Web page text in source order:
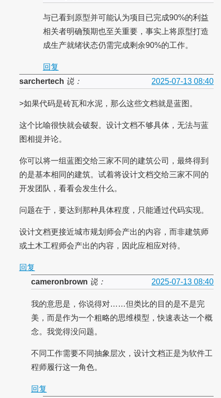
与已看到原型并可能认为项目已完成90%的利益
相关者明确预期也至关重要，事实上将原型打造
成生产就绪状态仍需完成剩余90%的工作。
回复
sarchertech 说： 2025-07-13 08:40
>如果代码是砖瓦和水泥，那么这些文档就是蓝图。
这个比喻很快就会破裂。设计文档不够具体，无法与蓝
图相提并论。
你可以将一组蓝图交给三家不同的建筑公司，最终得到
的是基本相同的建筑。试着将设计文档交给三家不同的
开发团队，看看会发生什么。
问题在于，要达到那种具体程度，只能通过代码实现。
设计文档更接近城市规划师会产出的内容，而非建筑师
或土木工程师会产出的内容，因此应相应对待。
回复
cameronbrown 说： 2025-07-13 08:40
我的意思是，你说得对……但类比的目的是不是完
美，而是作为一个粗略的思维模型，快速表达一个概
念。我觉得没问题。
不同工作需要不同抽象层次，设计文档正是为软件工
程师履行这一角色。
回复